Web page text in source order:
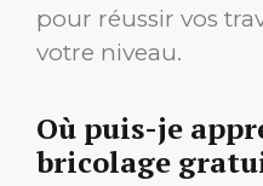
pour réussir vos
votre niveau.
Où puis-je
bricolage